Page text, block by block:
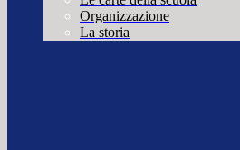
Organizzazione
La storia